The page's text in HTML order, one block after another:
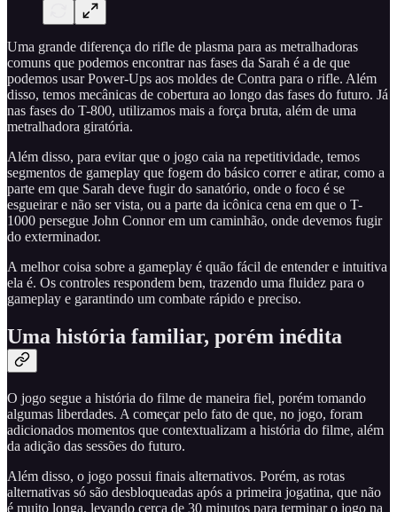
Uma grande diferença do rifle de plasma para as metralhadoras
comuns que podemos encontrar nas fases da Sarah é a de que
podemos usar Power-Ups aos moldes de Contra para o rifle. Além
disso, temos mecânicas de cobertura ao longo das fases do futuro. Já
nas fases do T-800, utilizamos mais a força bruta, além de uma
metralhadora giratória.
Além disso, para evitar que o jogo caia na repetitividade, temos
segmentos de gameplay que fogem do básico correr e atirar, como a
parte em que Sarah deve fugir do sanatório, onde o foco é se
esgueirar e não ser vista, ou a parte da icônica cena em que o T-
1000 persegue John Connor em um caminhão, onde devemos fugir
do exterminador.
A melhor coisa sobre a gameplay é quão fácil de entender e intuitiva
ela é. Os controles respondem bem, trazendo uma fluidez para o
gameplay e garantindo um combate rápido e preciso.
Uma história familiar, porém inédita
O jogo segue a história do filme de maneira fiel, porém tomando
algumas liberdades. A começar pelo fato de que, no jogo, foram
adicionados momentos que contextualizam a história do filme, além
da adição das sessões do futuro.
Além disso, o jogo possui finais alternativos. Porém, as rotas
alternativas só são desbloqueadas após a primeira jogatina, que não
é muito longa, levando cerca de 30 minutos para terminar o jogo na